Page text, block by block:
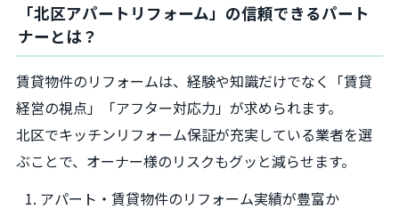
「北区アパートリフォーム」の信頼できるパート
ナーとは？
賃貸物件のリフォームは、経験や知識だけでなく「賃貸
経営の視点」「アフター対応力」が求められます。
北区でキッチンリフォーム保証が充実している業者を選
ぶことで、オーナー様のリスクもグッと減らせます。
アパート・賃貸物件のリフォーム実績が豊富か